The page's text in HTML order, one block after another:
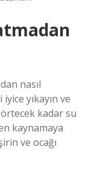
nasıl
yıkayın ve
kadar su
kaynamaya
ve ocağı